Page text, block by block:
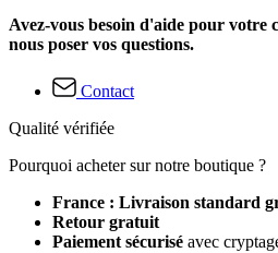
Avez-vous besoin d'aide pour votre
nous poser vos questions.
Contact
Qualité vérifiée
Pourquoi acheter sur notre boutique ?
France : Livraison standard
Retour gratuit
Paiement sécurisé avec